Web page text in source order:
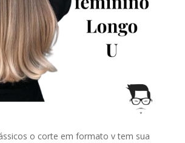
o corte em formato v tem sua